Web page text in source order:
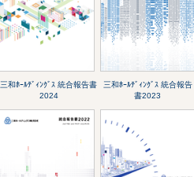
三和ﾎｰﾙﾃﾞｨﾝｸﾞｽ 統合報告書
2024
三和ﾎｰﾙﾃﾞｨﾝｸﾞｽ 統合報告
書2023